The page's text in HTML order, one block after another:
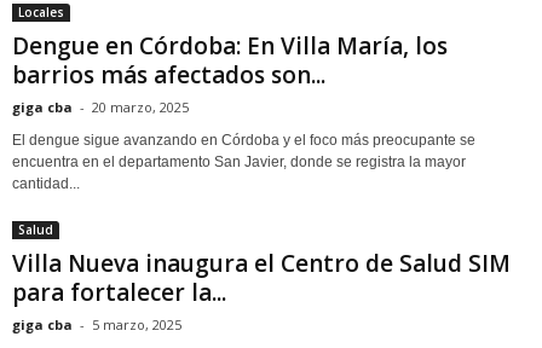
Locales
Dengue en Córdoba: En Villa María, los
barrios más afectados son...
giga cba - 20 marzo, 2025
El dengue sigue avanzando en Córdoba y el foco más preocupante se
encuentra en el departamento San Javier, donde se registra la mayor
cantidad...
Salud
Villa Nueva inaugura el Centro de Salud SIM
para fortalecer la...
giga cba - 5 marzo, 2025